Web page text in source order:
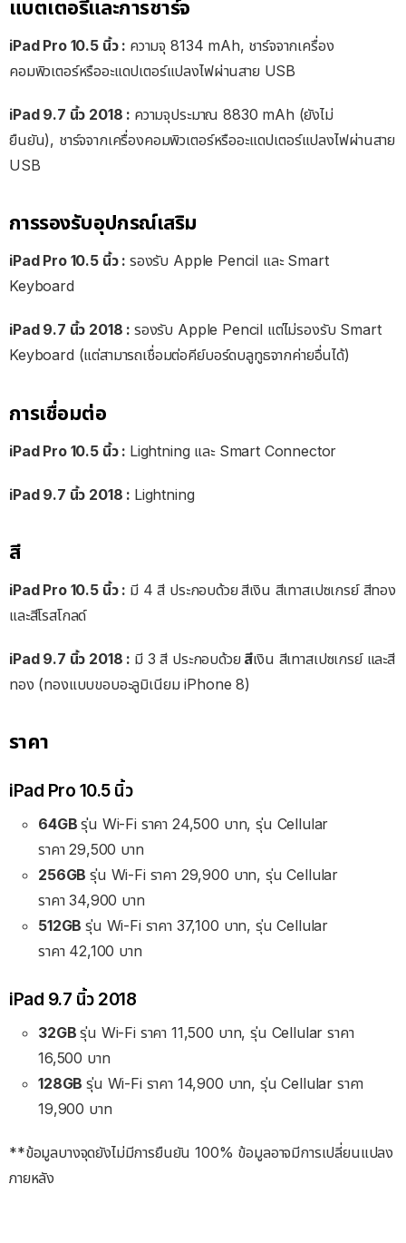
แบตเตอรี่และการชาร์จ
iPad Pro 10.5 นิ้ว : ความจุ 8134 mAh, ชาร์จจากเครื่อง
คอมพิวเตอร์หรืออะแดปเตอร์แปลงไฟผ่านสาย USB
iPad 9.7 นิ้ว 2018 : ความจุประมาณ 8830 mAh (ยังไม่
ยืนยัน), ชาร์จจากเครื่องคอมพิวเตอร์หรืออะแดปเตอร์แปลงไฟผ่านสาย
USB
การรองรับอุปกรณ์เสริม
iPad Pro 10.5 นิ้ว : รองรับ Apple Pencil และ Smart
Keyboard
iPad 9.7 นิ้ว 2018 : รองรับ Apple Pencil แต่ไม่รองรับ Smart
Keyboard (แต่สามารถเชื่อมต่อคีย์บอร์ดบลูทูธจากค่ายอื่นได้)
การเชื่อมต่อ
iPad Pro 10.5 นิ้ว : Lightning และ Smart Connector
iPad 9.7 นิ้ว 2018 : Lightning
สี
iPad Pro 10.5 นิ้ว : มี 4 สี ประกอบด้วย สีเงิน สีเทาสเปซเกรย์ สีทอง
และสีโรสโกลด์
iPad 9.7 นิ้ว 2018 : มี 3 สี ประกอบด้วย สีเงิน สีเทาสเปซเกรย์ และสี
ทอง (ทองแบบขอบอะลูมิเนียม iPhone 8)
ราคา
iPad Pro 10.5 นิ้ว
64GBรุ่น Wi-Fi ราคา 24,500 บาท, รุ่น Cellular
ราคา 29,500 บาท
256GBรุ่น Wi-Fi ราคา 29,900 บาท, รุ่น Cellular
ราคา 34,900 บาท
512GBรุ่น Wi-Fi ราคา 37,100 บาท, รุ่น Cellular
ราคา 42,100 บาท
iPad 9.7 นิ้ว 2018
32GBรุ่น Wi-Fi ราคา 11,500 บาท, รุ่น Cellular ราคา
16,500 บาท
128GBรุ่น Wi-Fi ราคา 14,900 บาท, รุ่น Cellular ราคา
19,900 บาท
**ข้อมูลบางจุดยังไม่มีการยืนยัน 100% ข้อมูลอาจมีการเปลี่ยนแปลง
ภายหลัง